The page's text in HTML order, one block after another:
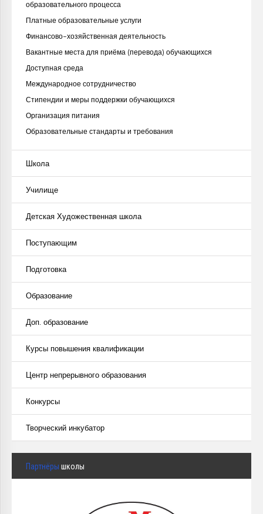
образовательного процесса
Платные образовательные услуги
Финансово-хозяйственная деятельность
Вакантные места для приёма (перевода) обучающихся
Доступная среда
Международное сотрудничество
Стипендии и меры поддержки обучающихся
Организация питания
Образовательные стандарты и требования
Школа
Училище
Детская Художественная школа
Поступающим
Подготовка
Образование
Доп. образование
Курсы повышения квалификации
Центр непрерывного образования
Конкурсы
Творческий инкубатор
Партнёры школы